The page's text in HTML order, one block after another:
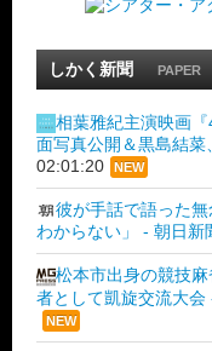
しかく新聞 PAPER
相葉雅紀主演映画
面写真公開＆黒島結菜
02:01:20
NEW
彼が手話で語った
わからない」 - 朝日新
松本市出身の競技
者として凱旋交流大会
NEW